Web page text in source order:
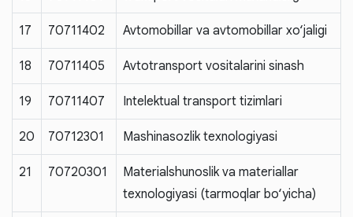
17 70711402 Avtomobillar va avtomobillar xo‘jaligi
18 70711405 Avtotransport vositalarini sinash
19 70711407 Intelektual transport tizimlari
20 70712301 Mashinasozlik texnologiyasi
21 70720301
Materialshunoslik va materiallar
texnologiyasi (tarmoqlar bo‘yicha)